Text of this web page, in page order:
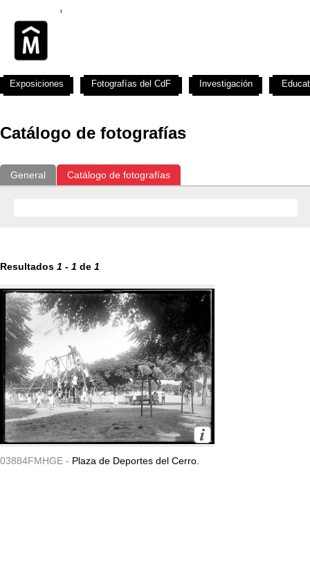
Catálogo de fotografías
General Catálogo de fotografías
Resultados 1 - 1 de 1
03884FMHGE - Plaza de Deportes del Cerro.
Exposiciones Fotografías del CdF Investigación